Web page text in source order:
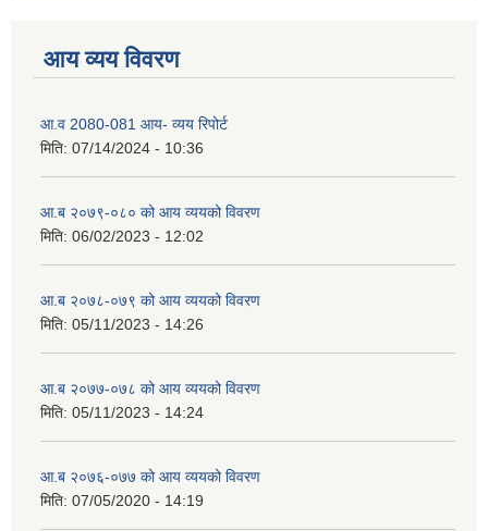
आय व्यय विवरण
आ.व 2080-081 आय- व्यय रिपोर्ट
मिति: 07/14/2024 - 10:36
आ.ब २०७९-०८० को आय व्ययको विवरण
मिति: 06/02/2023 - 12:02
आ.ब २०७८-०७९ को आय व्ययको विवरण
मिति: 05/11/2023 - 14:26
आ.ब २०७७-०७८ को आय व्ययको विवरण
मिति: 05/11/2023 - 14:24
आ.ब २०७६-०७७ को आय व्ययको विवरण
मिति: 07/05/2020 - 14:19